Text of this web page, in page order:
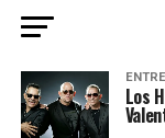
Los